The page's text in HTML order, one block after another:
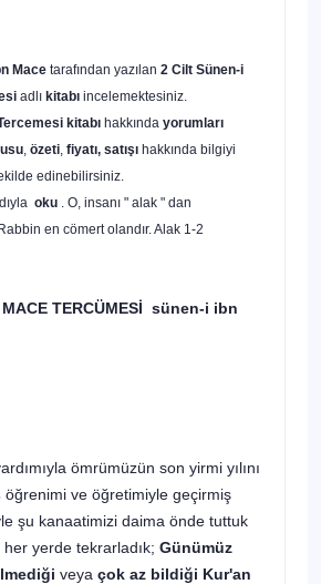
Mace tarafından yazılan 2 Cilt Sünen-i
adlı kitabı incelemektesiniz.
kitabı hakkında yorumları
, özeti, fiyatı, satışı hakkında bilgiyi
edinebilirsiniz.
oku . O, insanı " alak " dan
en cömert olandır. Alak 1-2
TERCÜMESİ sünen-i ibn
ömrümüzün son yirmi yılını
öğrenimi ve öğretimiyle geçirmiş
şu kanaatimizi daima önde tuttuk
yerde tekrarladık; Günümüz
veya çok az bildiği Kur'an